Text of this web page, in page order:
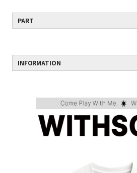
（ZeroX以外の商品が含まれている場合
せん。）
PART
INFORMATION